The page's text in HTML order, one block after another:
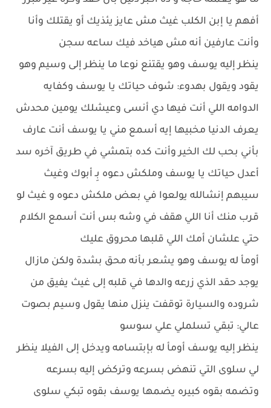
أفهم يا إبن الكلب غيث مش عايز يئذيك أو يقتلك وأنا
وأنت عارفين أنه مش هياخد فيك ساعه سجن
ينظر إليه يوسف وهو يقتنع نوعا ما ينظر إلى وسيم وهو
يقود ويقول بهدوء: شوف حياتك يا يوسف وكفايه
الدوامه اللي أنت فيها دي أنسى وعيشلك يومين محدش
يعرف الدنيا مخبيها إيه أسمع مني يا يوسف أنت عارف
بأني بحب لك الخير وأنت كده بتمشي في طريق آخره سد
أعدل حياتك يا يوسف وملكش دعوه بِـ أبوك وغيث
سيبهم إنشالله يولعوا في بعض ملكش دعوه و غيث لو
قرب منك أنا اللي هقف في وشه بس أنت أسمع الكلام
حتي علشان أمك اللي قلبها محروق عليك
أومأ له يوسف وهو يشعر بأنه محق بشدة ولكن مازال
يوجد حقد الذي زرعه والدها في قلبه إلى غيث يفيق من
شروده والسيارة توقفت ينزل منها يقول وسيم بصوت
عالي: تبقي تسلملي علي سوسو
ينظر إليه يوسف أومأ له بإبتسامه ويدخل إلى الفيلا ينظر
لي سلوى التي تنهض بسرعه وتركض إليه بسرعه
وتضمه بقوه كبيره يضمها يوسف بقوه تبكي سلوى